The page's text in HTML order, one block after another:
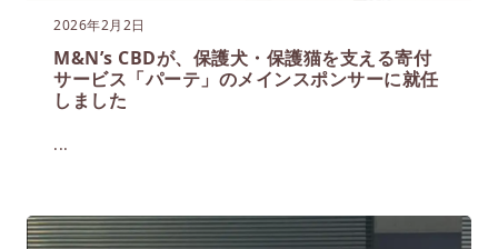
2026年2月2日
M&N’s CBDが、保護犬・保護猫を支える寄付
サービス「パーテ」のメインスポンサーに就任
しました
...